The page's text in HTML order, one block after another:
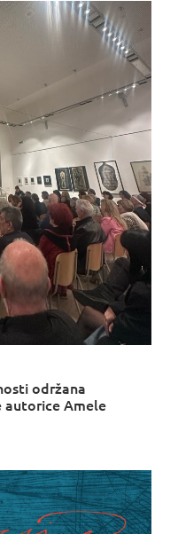
održana
autorice Amele